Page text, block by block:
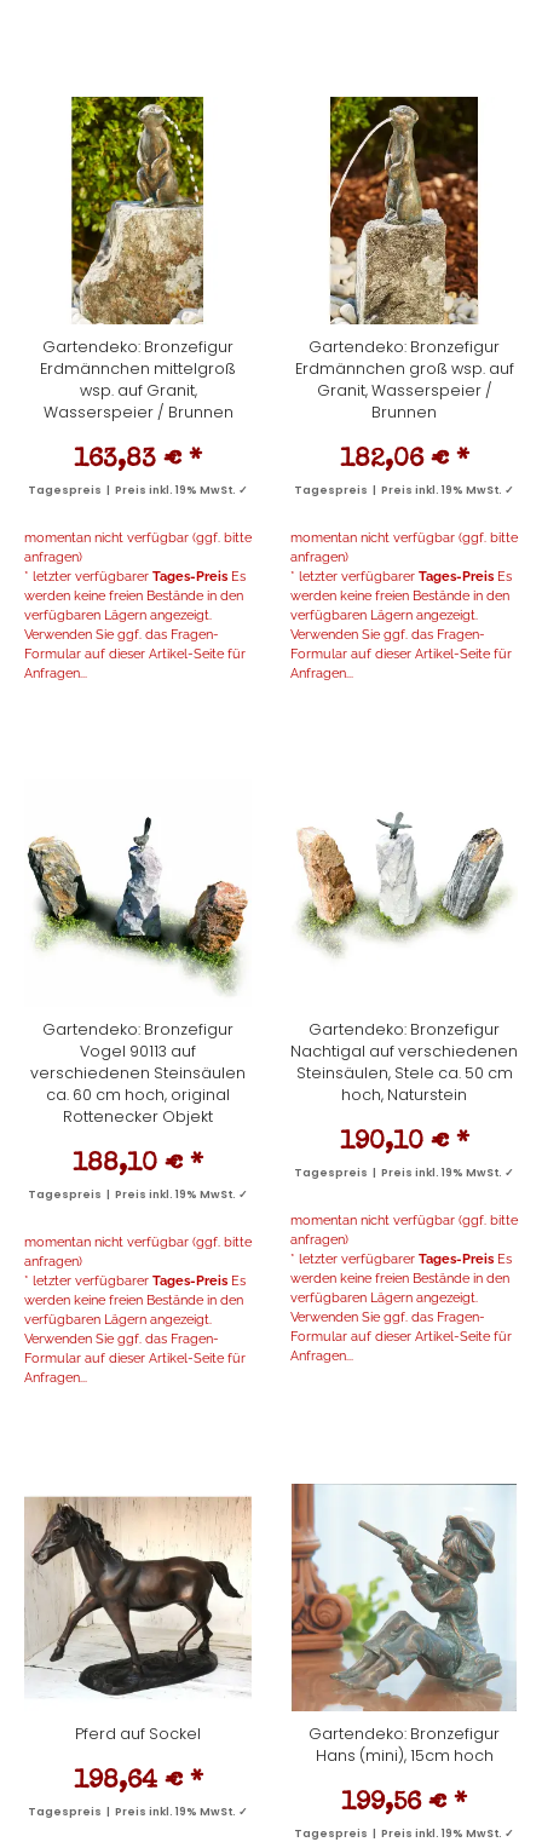
Gartendeko: Bronzefigur
Erdmännchen mittelgroß
wsp. auf Granit,
Wasserspeier / Brunnen
163,83 € *
Tagespreis | Preis inkl. 19% MwSt. ✓
momentan nicht verfügbar (ggf. bitte
anfragen)
* letzter verfügbarer Tages-Preis Es
werden keine freien Bestände in den
verfügbaren Lägern angezeigt.
Verwenden Sie ggf. das Fragen-
Formular auf dieser Artikel-Seite für
Anfragen...
Gartendeko: Bronzefigur
Erdmännchen groß wsp. auf
Granit, Wasserspeier /
Brunnen
182,06 € *
Tagespreis | Preis inkl. 19% MwSt. ✓
momentan nicht verfügbar (ggf. bitte
anfragen)
* letzter verfügbarer Tages-Preis Es
werden keine freien Bestände in den
verfügbaren Lägern angezeigt.
Verwenden Sie ggf. das Fragen-
Formular auf dieser Artikel-Seite für
Anfragen...
Gartendeko: Bronzefigur
Vogel 90113 auf
verschiedenen Steinsäulen
ca. 60 cm hoch, original
Rottenecker Objekt
188,10 € *
Tagespreis | Preis inkl. 19% MwSt. ✓
momentan nicht verfügbar (ggf. bitte
anfragen)
* letzter verfügbarer Tages-Preis Es
werden keine freien Bestände in den
verfügbaren Lägern angezeigt.
Verwenden Sie ggf. das Fragen-
Formular auf dieser Artikel-Seite für
Anfragen...
Gartendeko: Bronzefigur
Nachtigal auf verschiedenen
Steinsäulen, Stele ca. 50 cm
hoch, Naturstein
190,10 € *
Tagespreis | Preis inkl. 19% MwSt. ✓
momentan nicht verfügbar (ggf. bitte
anfragen)
* letzter verfügbarer Tages-Preis Es
werden keine freien Bestände in den
verfügbaren Lägern angezeigt.
Verwenden Sie ggf. das Fragen-
Formular auf dieser Artikel-Seite für
Anfragen...
Pferd auf Sockel
198,64 € *
Tagespreis | Preis inkl. 19% MwSt. ✓
Gartendeko: Bronzefigur
Hans (mini), 15cm hoch
199,56 € *
Tagespreis | Preis inkl. 19% MwSt. ✓